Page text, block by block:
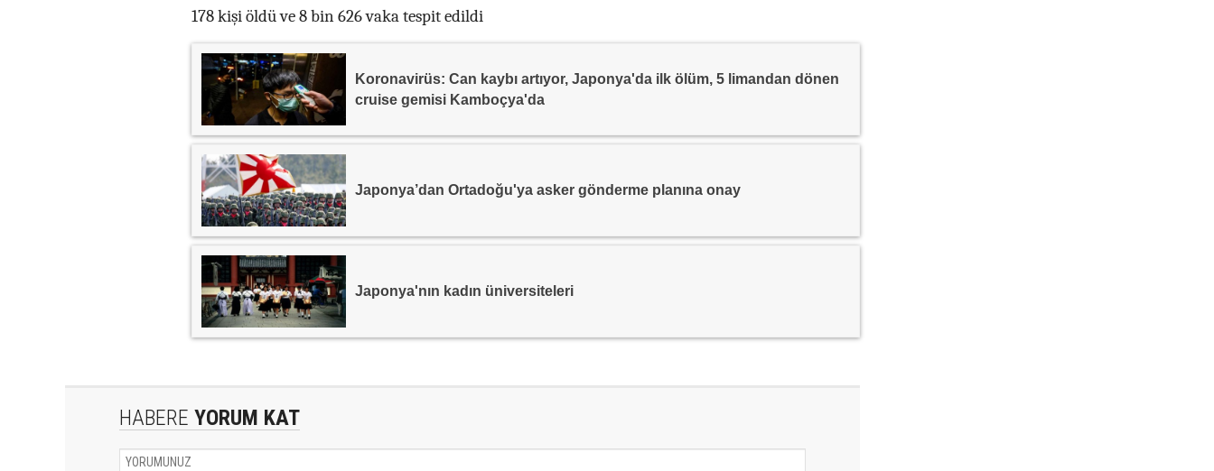
178 kişi öldü ve 8 bin 626 vaka tespit edildi
Koronavirüs: Can kaybı artıyor, Japonya'da ilk ölüm, 5 limandan dönen
cruise gemisi Kamboçya'da
Japonya’dan Ortadoğu'ya asker gönderme planına onay
Japonya'nın kadın üniversiteleri
HABERE YORUM KAT